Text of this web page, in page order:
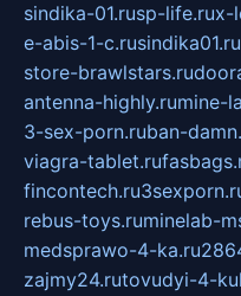
sindika-01.rusp-life.rux-
e-abis-1-c.rusindika01.ru
store-brawlstars.ru
antenna-highly.rumine-
3-sex-porn.ruban-
viagra-tablet.ru
fincontech.ru
rebus-toys.ruminelab-
medsprawo-4-ka.ru
zajmy24.rutovudyi-4-